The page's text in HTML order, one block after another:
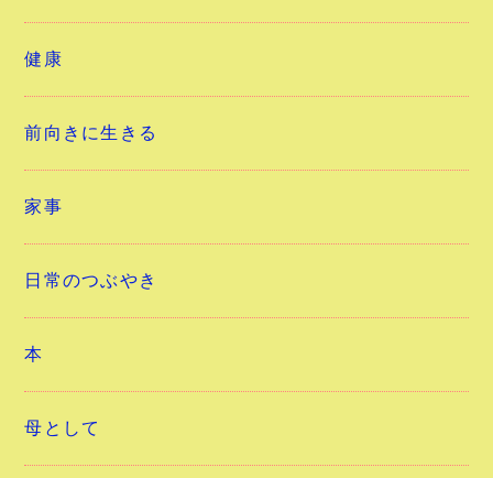
健康
前向きに生きる
家事
日常のつぶやき
本
母として